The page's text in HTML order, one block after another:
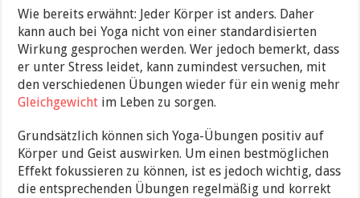
Wie bereits erwähnt: Jeder Körper ist anders. Daher
kann auch bei Yoga nicht von einer standardisierten
Wirkung gesprochen werden. Wer jedoch bemerkt, dass
er unter Stress leidet, kann zumindest versuchen, mit
den verschiedenen Übungen wieder für ein wenig mehr
Gleichgewicht im Leben zu sorgen.
Grundsätzlich können sich Yoga-Übungen positiv auf
Körper und Geist auswirken. Um einen bestmöglichen
Effekt fokussieren zu können, ist es jedoch wichtig, dass
die entsprechenden Übungen regelmäßig und korrekt